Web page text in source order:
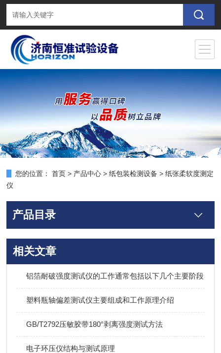
您的位置： 首页 > 产品中心 >纸包装检测设备 >纸张柔软度测定
仪
产品目录
相关文章
铝箔耐破强度测试仪的工作通常包括以下几个主要阶段
塑料瓶轴偏差测试仪主要组成和工作原理介绍
GB/T2792压敏胶带180°剥离强度测试方法
电子环压仪结构与测试原理